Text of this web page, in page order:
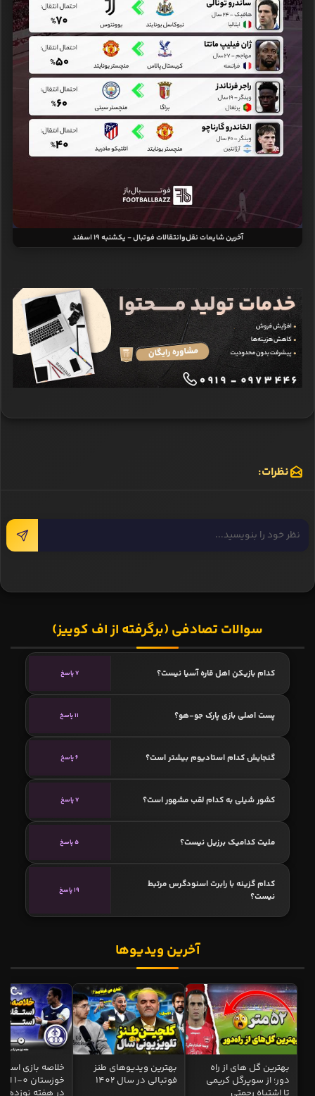
آخرین شایعات نقل‌وانتقالات فوتبال - یکشنبه 19 اسفند
نظرات:
سوالات تصادفی (برگرفته از اف کوییز)
کدام بازیکن اهل قاره آسیا نیست؟ 7 پاسخ
پست اصلی بازی پارک جو-هو؟ 11 پاسخ
گنجایش کدام استادیوم بیشتر است؟ 6 پاسخ
کشور شیلی به کدام لقب مشهور است؟ 7 پاسخ
ملیت کدامیک برزیل نیست؟ 5 پاسخ
کدام گزینه با رابرت اسنودگرس مرتبط
نیست؟
19 پاسخ
آخرین ویدیوها
بهترین گل های از راه
دور؛ از سوپرگل کریمی
تا اشتباه رحمتی
بهترین ویدیوهای طنز
فوتبالی در سال 1402
خلاصه بازی
در هفته نوزدهم